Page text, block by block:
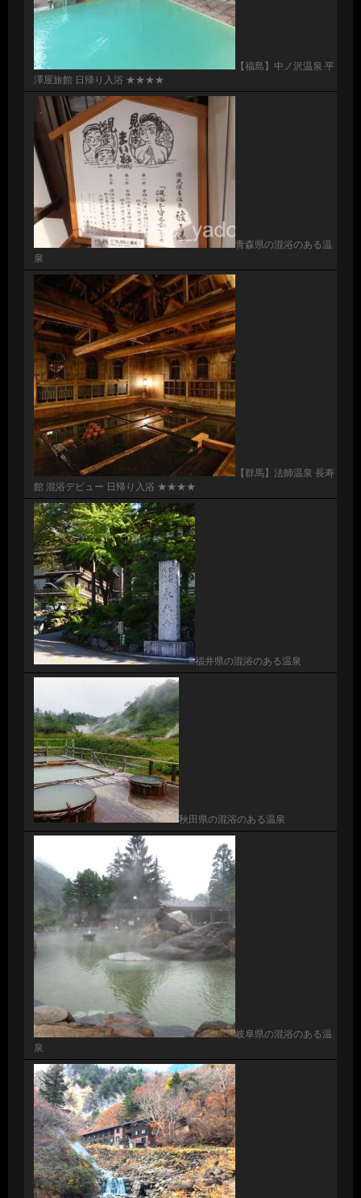
【福島】中ノ沢温泉 平
澤屋旅館 日帰り入浴 ★★★★
青森県の混浴のある温
泉
【群馬】法師温泉 長寿
館 混浴デビュー 日帰り入浴 ★★★★
福井県の混浴のある温泉
秋田県の混浴のある温泉
岐阜県の混浴のある温
泉